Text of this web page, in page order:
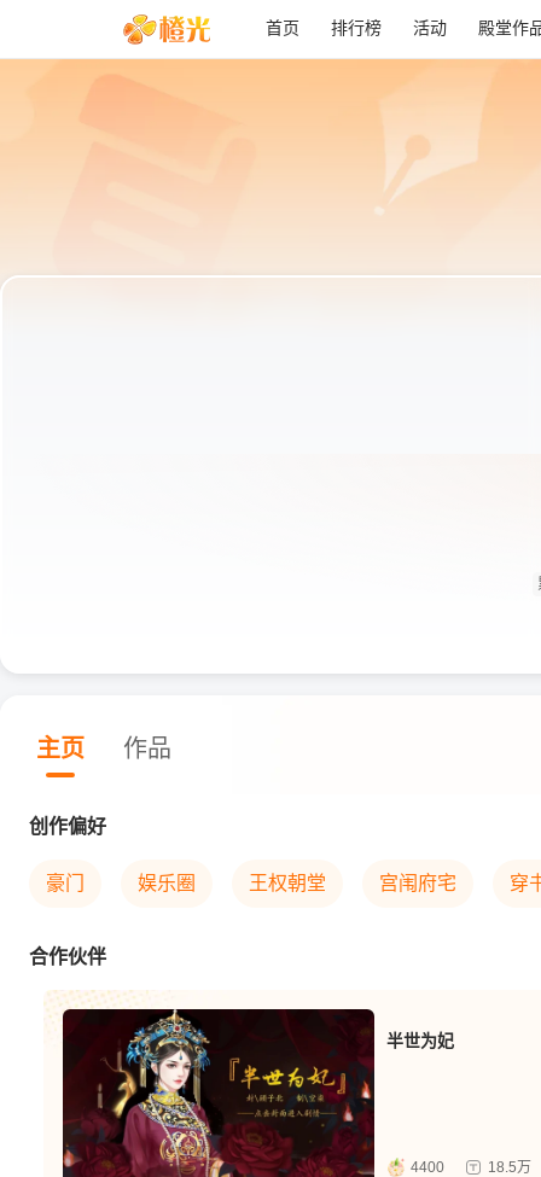
首页 排行榜 活动 殿堂作
主页 作品
创作偏好
豪门 娱乐圈 王权朝堂 宫闱府宅 穿
合作伙伴
半世为妃
4400 18.5万